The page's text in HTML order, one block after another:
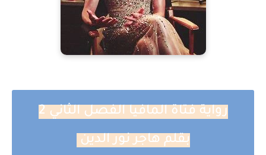
رواية فتاة المافيا الفصل الثاني 2
بقلم هاجر نور الدين